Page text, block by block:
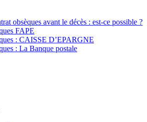
obsèques avant le décès : est-ce possible ?
FAPE
: CAISSE D’EPARGNE
: La Banque postale